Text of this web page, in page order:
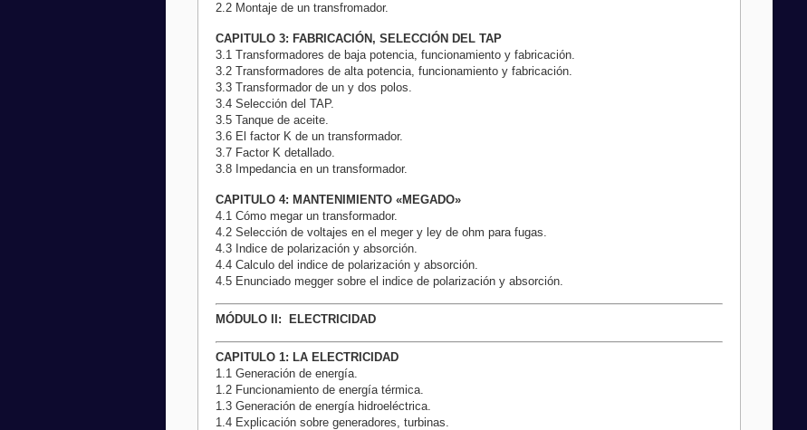
2.2 Montaje de un transfromador.
CAPITULO 3: FABRICACIÓN, SELECCIÓN DEL TAP
3.1 Transformadores de baja potencia, funcionamiento y fabricación.
3.2 Transformadores de alta potencia, funcionamiento y fabricación.
3.3 Transformador de un y dos polos.
3.4 Selección del TAP.
3.5 Tanque de aceite.
3.6 El factor K de un transformador.
3.7 Factor K detallado.
3.8 Impedancia en un transformador.
CAPITULO 4: MANTENIMIENTO «MEGADO»
4.1 Cómo megar un transformador.
4.2 Selección de voltajes en el meger y ley de ohm para fugas.
4.3 Indice de polarización y absorción.
4.4 Calculo del indice de polarización y absorción.
4.5 Enunciado megger sobre el indice de polarización y absorción.
MÓDULO II: ELECTRICIDAD
CAPITULO 1: LA ELECTRICIDAD
1.1 Generación de energía.
1.2 Funcionamiento de energía térmica.
1.3 Generación de energía hidroeléctrica.
1.4 Explicación sobre generadores, turbinas.